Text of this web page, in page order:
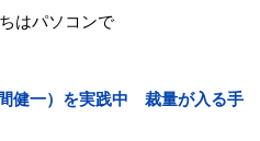
はパソコンで
健一）を実践中 裁量が入る手